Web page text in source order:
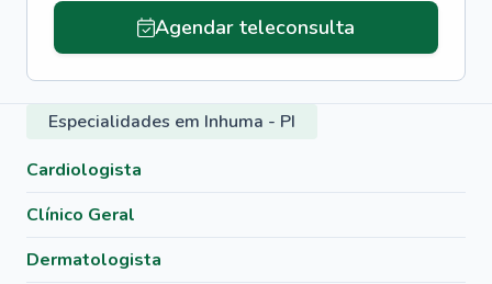
Agendar teleconsulta
Especialidades em Inhuma - PI
Cardiologista
Clínico Geral
Dermatologista